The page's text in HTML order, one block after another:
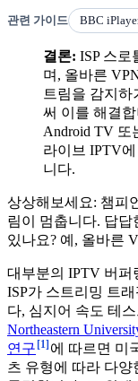
관련 가이드 BBC
결론: ISP 스로
며, 올바른
트림을 감지
써 이를 해결
Android TV 또
라이브 IPTV
니다.
상상해보세요: 챔피
림이 멈춥니다. 답답
있나요? 예, 올바른
대부분의 IPTV 버퍼
ISP가 스트리밍 트
다, 심지어 속도 테
Northeastern
연구 [1] 에 따르면 미
츠 유형에 따라 다